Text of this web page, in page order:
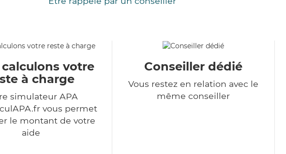
calculons votre
à charge
simulateur APA
vous permet
le montant de votre
aide
Conseiller dédié
Vous restez en relation avec le
même conseiller